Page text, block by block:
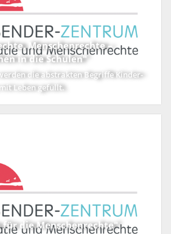
Menschenrechte –
in die Schulen"
die abstrakten Begriffe Kinder-
Leben gefüllt.
für die Menschenrechte"